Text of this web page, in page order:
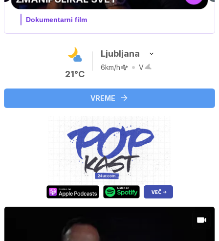
21°C
Ljubljana
6km/h V
VREME